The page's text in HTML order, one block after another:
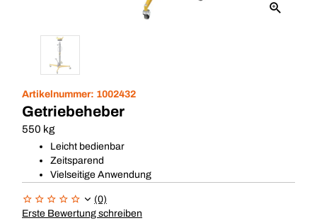
Artikelnummer: 1002432
Getriebeheber
550 kg
Leicht bedienbar
Zeitsparend
Vielseitige Anwendung
(0)
Erste Bewertung schreiben